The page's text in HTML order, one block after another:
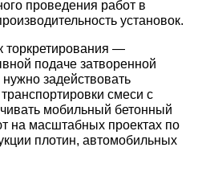
проведения работ в
установок.
торкретирования —
подаче затворенной
задействовать
смеси с
мобильный бетонный
на масштабных проектах по
плотин, автомобильных